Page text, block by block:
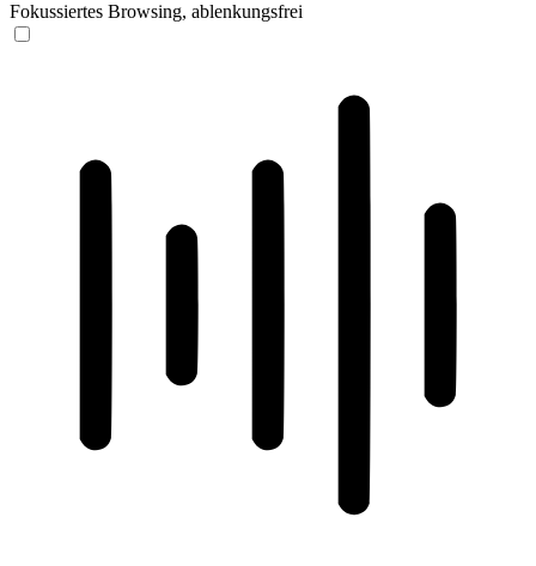
Fokussiertes Browsing, ablenkungsfrei